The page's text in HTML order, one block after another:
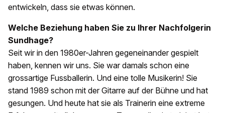
entwickeln, dass sie etwas können.
Welche Beziehung haben Sie zu Ihrer Nachfolgerin
Sundhage?
Seit wir in den 1980er-Jahren gegeneinander gespielt
haben, kennen wir uns. Sie war damals schon eine
grossartige Fussballerin. Und eine tolle Musikerin! Sie
stand 1989 schon mit der Gitarre auf der Bühne und hat
gesungen. Und heute hat sie als Trainerin eine extreme